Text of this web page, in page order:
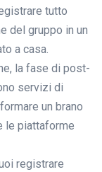
tutto
del gruppo in un
a casa.
la fase di post-
servizi di
un brano
le piattaforme
registrare